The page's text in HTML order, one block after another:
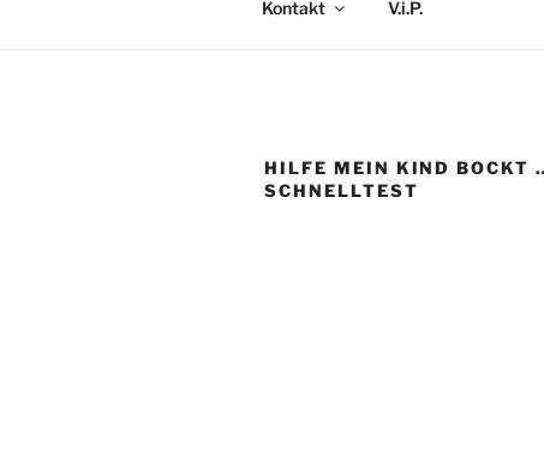
Kontakt V.i.P.
HILFE MEIN KIND BOCKT
SCHNELLTEST